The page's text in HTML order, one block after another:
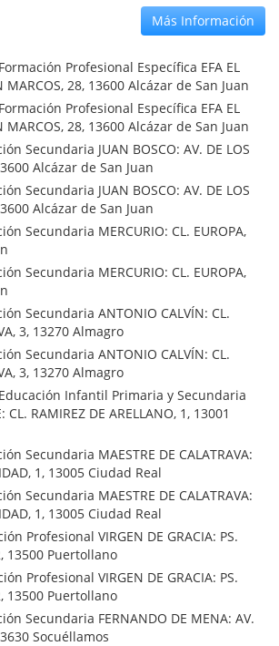
Más Información
Profesional Específica EFA EL
MARCOS, 28, 13600 Alcázar de San Juan
Profesional Específica EFA EL
MARCOS, 28, 13600 Alcázar de San Juan
Secundaria JUAN BOSCO: AV. DE LOS
Alcázar de San Juan
Secundaria JUAN BOSCO: AV. DE LOS
Alcázar de San Juan
Secundaria MERCURIO: CL. EUROPA,
Secundaria MERCURIO: CL. EUROPA,
Secundaria ANTONIO CALVÍN: CL.
3, 13270 Almagro
Secundaria ANTONIO CALVÍN: CL.
3, 13270 Almagro
Infantil Primaria y Secundaria
CL. RAMIREZ DE ARELLANO, 1, 13001
Secundaria MAESTRE DE CALATRAVA:
1, 13005 Ciudad Real
Secundaria MAESTRE DE CALATRAVA:
1, 13005 Ciudad Real
Profesional VIRGEN DE GRACIA: PS.
13500 Puertollano
Profesional VIRGEN DE GRACIA: PS.
13500 Puertollano
Secundaria FERNANDO DE MENA: AV.
Socuéllamos